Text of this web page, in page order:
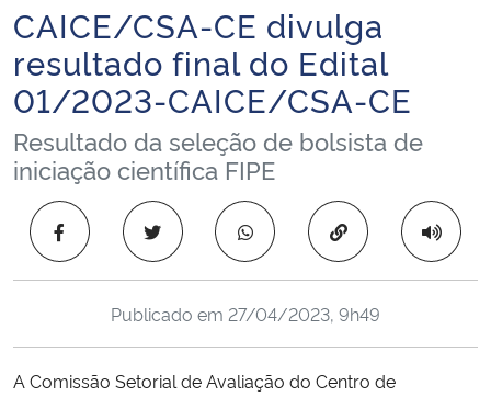
Ministério da Infraestrutura
Ministério da Agricultura, Pecuária e Abastecimento
Ministério da Educação
Ministério da Cidadania
Ministério da Saúde
Início do conteúdo
CAICE/CSA-CE divulga
resultado final do Edital
01/2023-CAICE/CSA-CE
Resultado da seleção de bolsista de
iniciação científica FIPE
Copiar para área
Publicado em 27/04/2023, 9h49
A Comissão Setorial de Avaliação do Centro de